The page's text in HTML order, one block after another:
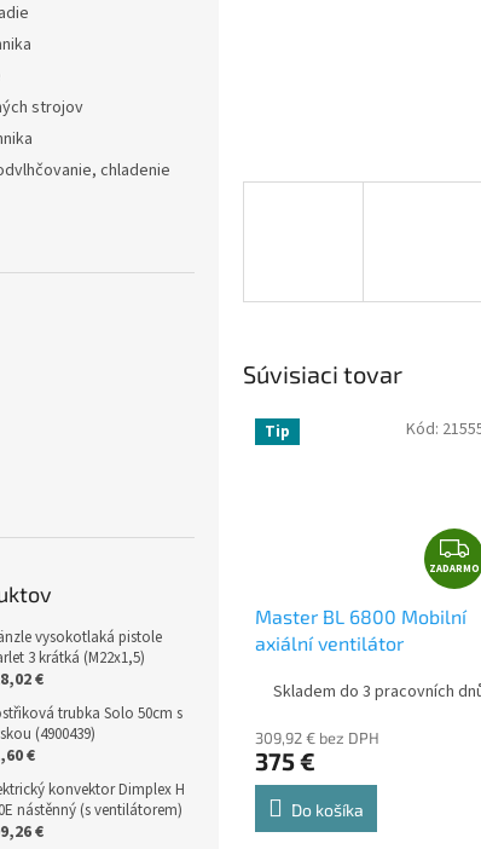
strojov
chladenie
vysokotlaká pistole
3 krátká (M22x1,5)
€
trubka Solo 50cm s
(4900439)
€
konvektor Dimplex H
nástěnný (s ventilátorem)
€
Súvisiaci tovar
Tip
D
ZADARMO
Master BL 6800 Mobilní
axiální ventilátor
Skladem do 3 pracovních
309,92 € bez DPH
375 €
Do košíka
Kód: